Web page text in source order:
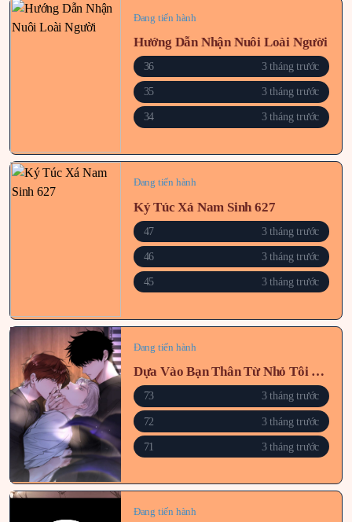
Đang tiến hành
Hướng Dẫn Nhận Nuôi Loài Người
36 3 tháng trước
35 3 tháng trước
34 3 tháng trước
Đang tiến hành
Ký Túc Xá Nam Sinh 627
47 3 tháng trước
46 3 tháng trước
45 3 tháng trước
Đang tiến hành
Dựa Vào Bạn Thân Từ Nhỏ Tôi Trở Thành Đỉnh Cấp Hướng Đạo
73 3 tháng trước
72 3 tháng trước
71 3 tháng trước
Đang tiến hành